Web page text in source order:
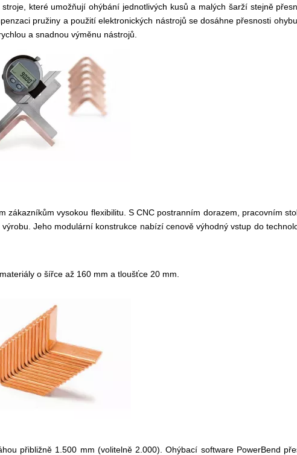
které umožňují ohýbání jednotlivých kusů a malých šarží stejně
pružiny a použití elektronických nástrojů se dosáhne přesnosti
a snadnou výměnu nástrojů.
zákazníkům vysokou flexibilitu. S CNC postranním dorazem, pracovním
Jeho modulární konstrukce nabízí cenově výhodný vstup do
o šířce až 160 mm a tloušťce 20 mm.
přibližně 1.500 mm (volitelně 2.000). Ohýbací software PowerBend